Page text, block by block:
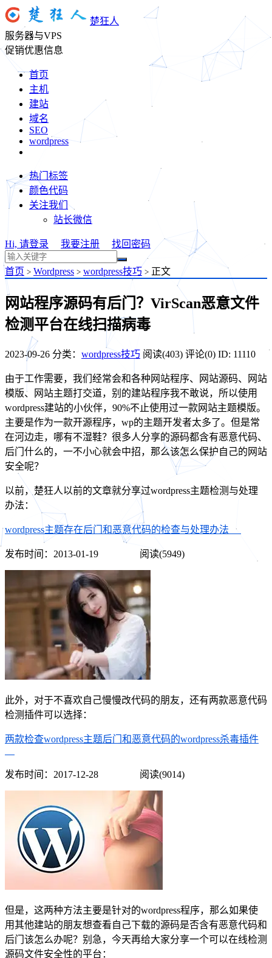
楚狂人
服务器与VPS
促销优惠信息
首页
主机
建站
域名
SEO
wordpress
热门标签
颜色代码
关注我们
站长微信
Hi, 请登录 我要注册 找回密码
首页 > Wordpress > wordpress技巧 > 正文
网站程序源码有后门？VirScan恶意文件
检测平台在线扫描病毒
2023-09-26 分类： wordpress技巧 阅读(403) 评论(0) ID: 11110
由于工作需要，我们经常会和各种网站程序、网站源码、网站
模版、网站主题打交道，别的建站程序我不敢说，所以使用
wordpress建站的小伙伴，90%不止使用过一款网站主题模版。
主要是作为一款开源程序，wp的主题开发者太多了。但是常
在河边走，哪有不湿鞋？很多人分享的源码都含有恶意代码、
后门什么的，一不小心就会中招，那么该怎么保护自己的网站
安全呢？
以前，楚狂人以前的文章就分享过wordpress主题检测与处理
办法：
wordpress主题存在后门和恶意代码的检查与处理办法
发布时间： 2013-01-19 阅读(5949)
此外，对于不喜欢自己慢慢改代码的朋友，还有两款恶意代码
检测插件可以选择：
两款检查wordpress主题后门和恶意代码的wordpress杀毒插件
发布时间： 2017-12-28 阅读(9014)
但是，这两种方法主要是针对的wordpress程序，那么如果使
用其他建站的朋友想查看自己下载的源码是否含有恶意代码和
后门该怎么办呢？别急，今天再给大家分享一个可以在线检测
源码文件安全性的平台：